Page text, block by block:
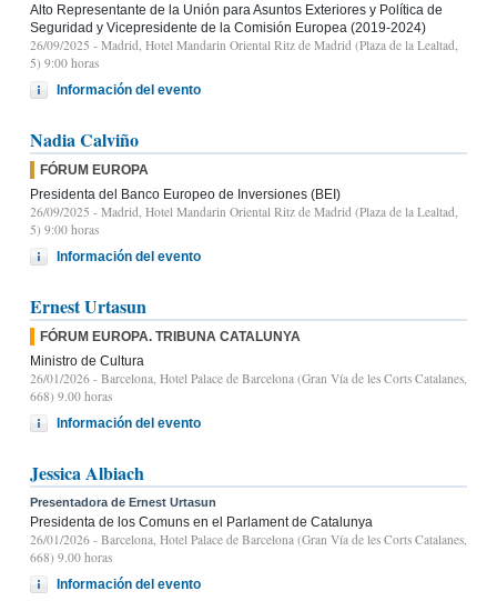
Alto Representante de la Unión para Asuntos Exteriores y Política de
Seguridad y Vicepresidente de la Comisión Europea (2019-2024)
26/09/2025 - Madrid, Hotel Mandarin Oriental Ritz de Madrid (Plaza de la Lealtad,
5) 9:00 horas
Información del evento
Nadia Calviño
FÓRUM EUROPA
Presidenta del Banco Europeo de Inversiones (BEI)
26/09/2025 - Madrid, Hotel Mandarin Oriental Ritz de Madrid (Plaza de la Lealtad,
5) 9:00 horas
Información del evento
Ernest Urtasun
FÓRUM EUROPA. TRIBUNA CATALUNYA
Ministro de Cultura
26/01/2026 - Barcelona, Hotel Palace de Barcelona (Gran Vía de les Corts Catalanes,
668) 9.00 horas
Información del evento
Jessica Albiach
Presentadora de Ernest Urtasun
Presidenta de los Comuns en el Parlament de Catalunya
26/01/2026 - Barcelona, Hotel Palace de Barcelona (Gran Vía de les Corts Catalanes,
668) 9.00 horas
Información del evento